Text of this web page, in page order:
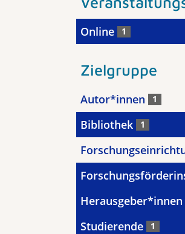
Online 1
Zielgruppe
Autor*innen 1
Bibliothek 1
Herausgeber*innen
Studierende 1